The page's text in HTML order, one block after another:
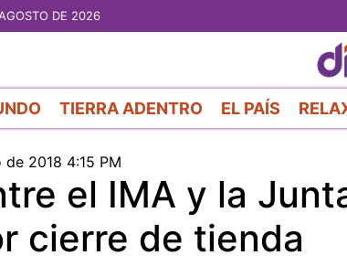
DE 2026
TIERRA ADENTRO EL PAÍS
2018 4:15 PM
el IMA y la
cierre de tienda